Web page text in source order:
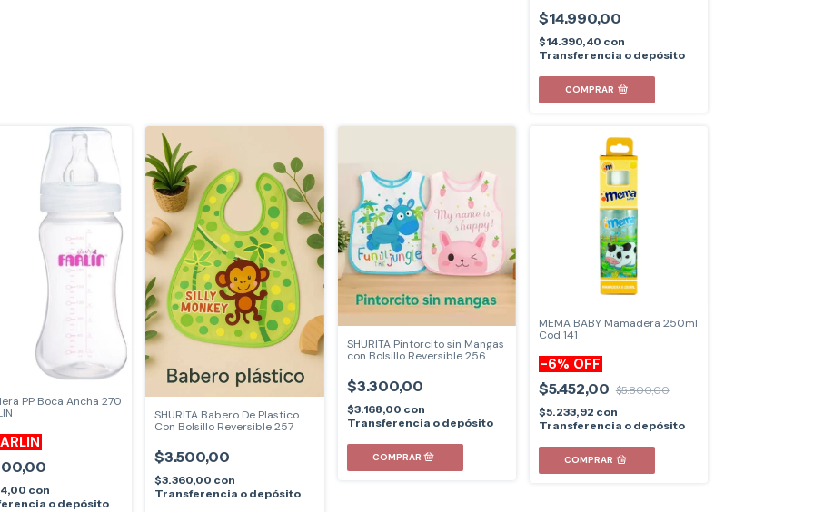
$14.990,00
$14.390,40 con
Transferencia o depósito
COMPRAR
PP Boca Ancha 270
con
o depósito
SHURITA Babero De Plastico
Con Bolsillo Reversible 257
$3.500,00
$3.360,00 con
Transferencia o depósito
SHURITA Pintorcito sin Mangas
con Bolsillo Reversible 256
$3.300,00
$3.168,00 con
Transferencia o depósito
MEMA BABY Mamadera 250ml
Cod 141
-6% OFF
$5.452,00 $5.800,00
$5.233,92 con
Transferencia o depósito